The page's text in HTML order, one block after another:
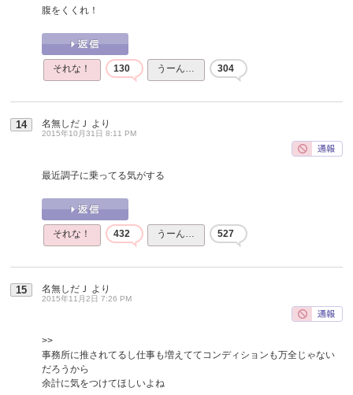
腹をくくれ！
それな！ 130 うーん… 304
14 名無しだＪ より
2015年10月31日 8:11 PM
最近調子に乗ってる気がする
それな！ 432 うーん… 527
15 名無しだＪ より
2015年11月2日 7:26 PM
>>
事務所に推されてるし仕事も増えててコンディションも万全じゃない
だろうから
余計に気をつけてほしいよね